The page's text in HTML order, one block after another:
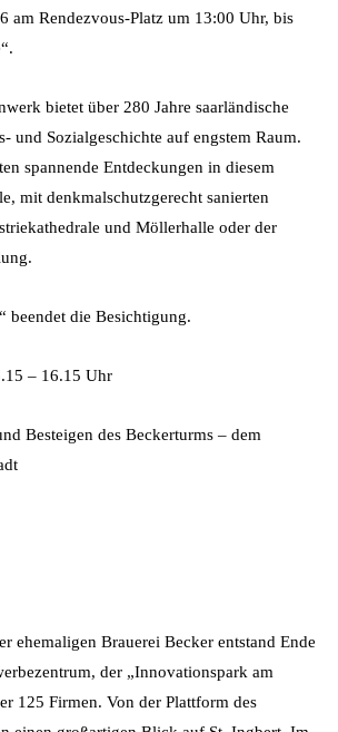
am Rendezvous-Platz um 13:00 Uhr, bis
bietet über 280 Jahre saarländische
und Sozialgeschichte auf engstem Raum.
spannende Entdeckungen in diesem
mit denkmalschutzgerecht sanierten
und Möllerhalle oder der
beendet die Besichtigung.
– 16.15 Uhr
Besteigen des Beckerturms – dem
ehemaligen Brauerei Becker entstand Ende
der „Innovationspark am
125 Firmen. Von der Plattform des